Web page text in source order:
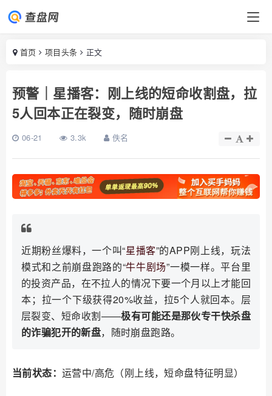
首页 项目头条 正文
预警｜星播客：刚上线的短命收割盘，拉
5人回本正在裂变，随时崩盘
06-21 3.3k 佚名
近期粉丝爆料，一个叫“星播客”的APP刚上线，玩法
模式和之前崩盘跑路的“牛牛剧场”一模一样。平台里
的投资产品，在不拉人的情况下要一个月以上才能回
本；拉一个下级获得20%收益，拉5个人就回本。层
层裂变、短命收割——极有可能还是那伙专干快杀盘
的诈骗犯开的新盘，随时崩盘跑路。
当前状态： 运营中/高危（刚上线，短命盘特征明显）